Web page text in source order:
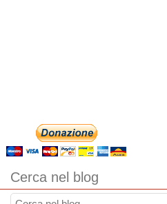
Cerca nel blog